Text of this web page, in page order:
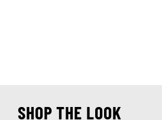
SHOP THE LOOK